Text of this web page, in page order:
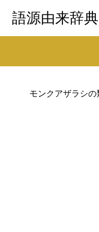
語源由来辞典
モンクアザラシの